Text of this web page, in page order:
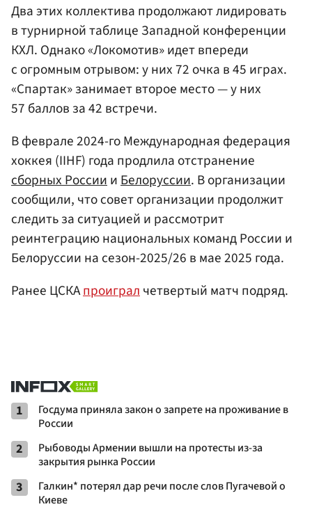
Два этих коллектива продолжают лидировать
в турнирной таблице Западной конференции
КХЛ. Однако «Локомотив» идет впереди
с огромным отрывом: у них 72 очка в 45 играх.
«Спартак» занимает второе место — у них
57 баллов за 42 встречи.
В феврале 2024-го Международная федерация
хоккея (IIHF) года продлила отстранение
сборных РоссиииБелоруссии. В организации
сообщили, что совет организации продолжит
следить за ситуацией и рассмотрит
реинтеграцию национальных команд России и
Белоруссии на сезон-2025/26 в мае 2025 года.
Ранее ЦСКАпроигралчетвертый матч подряд.
1
Госдума приняла закон о запрете на проживание в
России
2
Рыбоводы Армении вышли на протесты из-за
закрытия рынка России
3
Галкин* потерял дар речи после слов Пугачевой о
Киеве